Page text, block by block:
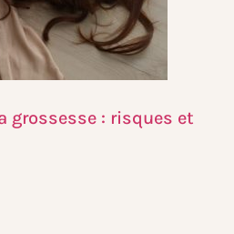
grossesse : risques et